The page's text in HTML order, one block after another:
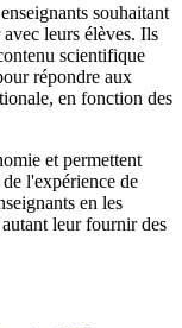
souhaitant
leurs élèves. Ils
scientifique
répondre aux
en fonction des
et permettent
l'expérience de
en les
leur fournir des